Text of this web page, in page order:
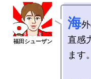
海
直感
ます